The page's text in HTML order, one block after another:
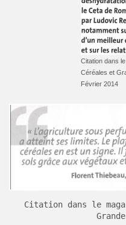
Citation dans
Céréales et
Février 2014
Citation dans le